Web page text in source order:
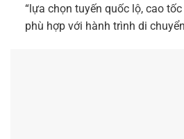
“lựa chọn tuyến quốc lộ, cao
phù hợp với hành trình di